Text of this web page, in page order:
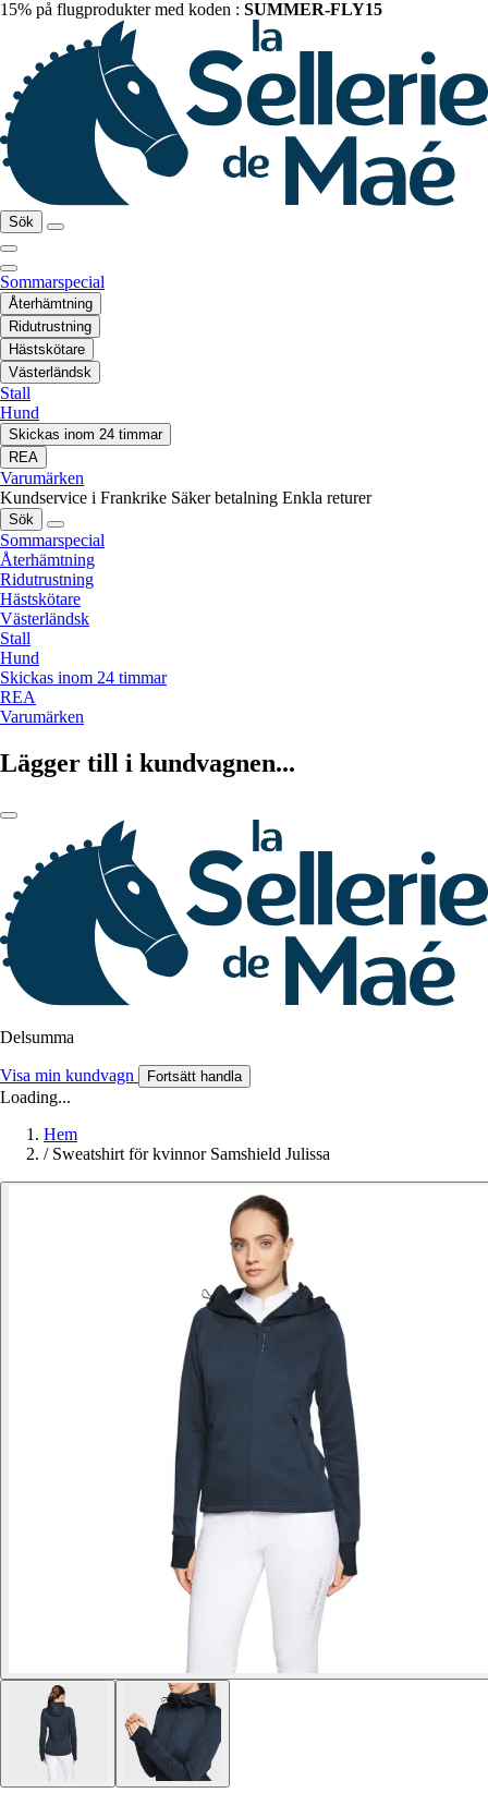
15% på flugprodukter med koden : SUMMER-FLY15
Sök
Sommarspecial
Återhämtning
Ridutrustning
Hästskötare
Västerländsk
Stall
Hund
Skickas inom 24 timmar
REA
Varumärken
Kundservice i Frankrike Säker betalning Enkla returer
Sök
Sommarspecial
Återhämtning
Ridutrustning
Hästskötare
Västerländsk
Stall
Hund
Skickas inom 24 timmar
REA
Varumärken
Lägger till i kundvagnen...
Delsumma
Visa min kundvagn Fortsätt handla
Loading...
Hem
/ Sweatshirt för kvinnor Samshield Julissa